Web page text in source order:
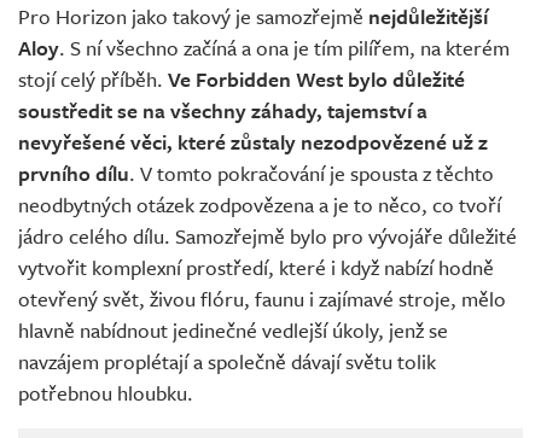
Pro Horizon jako takový je samozřejmě nejdůležitější
Aloy. S ní všechno začíná a ona je tím pilířem, na kterém
stojí celý příběh. Ve Forbidden West bylo důležité
soustředit se na všechny záhady, tajemství a
nevyřešené věci, které zůstaly nezodpovězené už z
prvního dílu. V tomto pokračování je spousta z těchto
neodbytných otázek zodpovězena a je to něco, co tvoří
jádro celého dílu. Samozřejmě bylo pro vývojáře důležité
vytvořit komplexní prostředí, které i když nabízí hodně
otevřený svět, živou flóru, faunu i zajímavé stroje, mělo
hlavně nabídnout jedinečné vedlejší úkoly, jenž se
navzájem proplétají a společně dávají světu tolik
potřebnou hloubku.